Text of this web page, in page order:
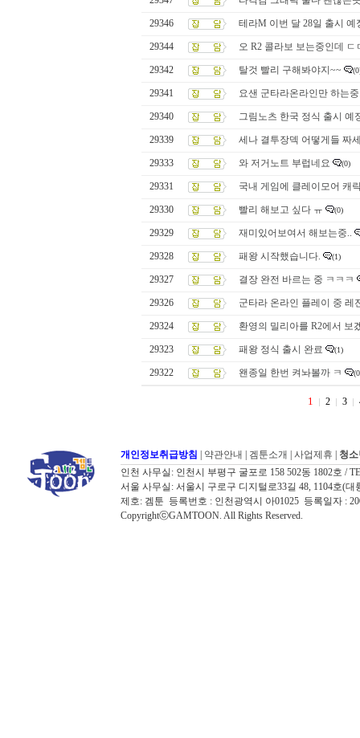
29346 테라M 이번 달 28일 출시 예
29344 오 R2 콜라보 보는중인데 ㄷ
29342 탈것 빨리 구해봐야지~~
29341 요샌 군타라온라인만 하는중
29340 그림노츠 한국 정식 출시 예
29339 세나 결투장덱 어떻게들 짜
29333 와 저거노트 부럽네요 (0)
29331 국내 게임에 클레이모어 캐
29330 빨리 해보고 싶다 ㅠ (0)
29329 재미있어보여서 해보는중..
29328 패왕 시작했습니다. (1)
29327 결장 완전 바르는 중 ㅋㅋㅋ
29326 군타라 온라인 플레이 중 레
29324 환영의 밀리아를 R2에서 보
29323 패왕 정식 출시 완료 (1)
29322 왠종일 한번 켜놔볼까 ㅋ
1 2 3
개인정보취급방침 약관안내 겜툰소개 사업제휴
청
인천 사무실: 인천시 부평구 굴포로 158 502동 1802호 /
서울 사무실: 서울시 구로구 디지털로33길 48, 1104호(대
제호: 겜툰 등록번호 : 인천광역시 아01025 등록일자 :
CopyrightⓒGAMTOON. All Rights Reserved.